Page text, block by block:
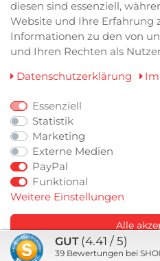
Bilstein von Deimann
Eibach
Friedrich Motorsport
Lowtec
TA Technix
RaceChip
ZAHLUNGSARTEN
© Copyright 2026 CK
diesen sind essenziell,
Website und Ihre Erfahrung
Informationen zu den von
und Ihren Rechten als
Daten­schutz­erklärung
Essenziell
Statistik
Marketing
Externe Medien
PayPal
Funktional
Weitere Einstellungen
Alle
GUT (4.41 / 5)
39 Bewertungen bei